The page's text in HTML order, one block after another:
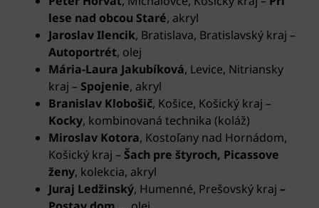
lese nad obcou Staré, akryl
Jaroslav Ilencik, Bratislava, Bratislavský kraj –
Autoportrét, olej
Mária-Laura Jakubíková, Levice, Nitriansky
kraj – Spojenie, akryl
Branislav Klobošič, Košice, Košický kraj –
Kocky, kombinovaná technika (koláž)
Miroslav Kotora, Kostoľany nad Hornádom,
Košický kraj – Šach pre štyroch, Picassove
ženy, kolekcia, akryl
Juraj Ledžinský, Humenné, Prešovský kraj –